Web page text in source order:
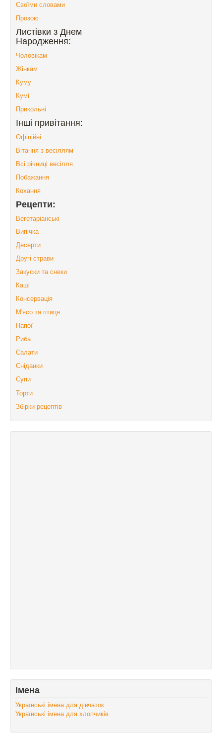
Своїми словами
Прозою
Листівки з Днем
Народження:
Чоловікам
Жінкам
Куму
Кумі
Прикольні
Інші привітання:
Офіційні
Вітання з весіллям
Всі річниці весілля
Побажання
Кохання
Рецепти:
Вегетаріанські
Випічка
Десерти
Другі страви
Закуски та снеки
Каші
Консервація
М'ясо та птиця
Напої
Риба
Салати
Сніданки
Супи
Торти
Збірки рецептів
Імена
Українські імена для дівчаток
Українські імена для хлопчиків